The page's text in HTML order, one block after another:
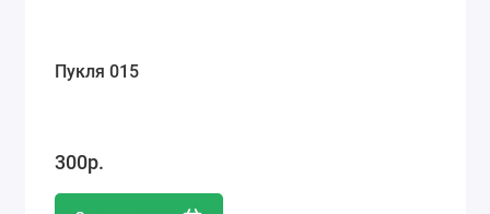
Пукля 015
300р.